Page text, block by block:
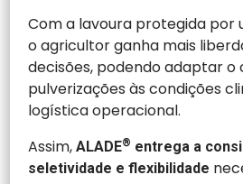
Com a lavoura protegida por
o agricultor ganha mais
decisões, podendo adaptar o
pulverizações às condições
logística operacional.
Assim, ALADE® entrega a
seletividade e flexibilidade